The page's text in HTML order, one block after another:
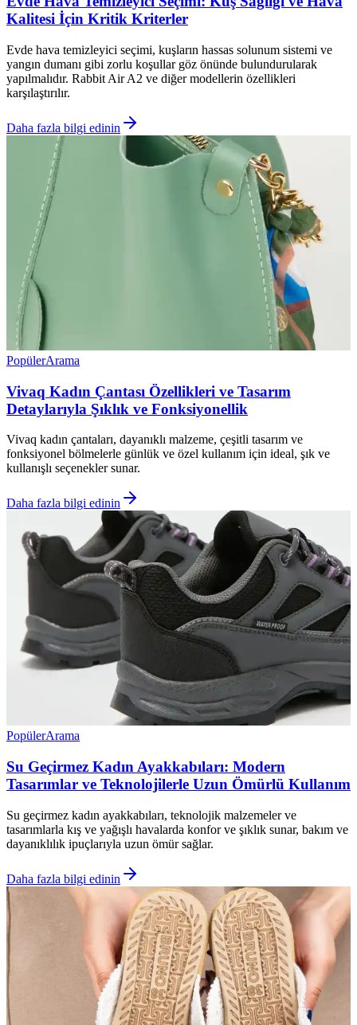
Kalitesi İçin Kritik Kriterler
Evde hava temizleyici seçimi, kuşların hassas solunum sistemi ve
yangın dumanı gibi zorlu koşullar göz önünde bulundurularak
yapılmalıdır. Rabbit Air A2 ve diğer modellerin özellikleri
karşılaştırılır.
Daha fazla bilgi edinin
PopülerArama
Vivaq Kadın Çantası Özellikleri ve Tasarım
Detaylarıyla Şıklık ve Fonksiyonellik
Vivaq kadın çantaları, dayanıklı malzeme, çeşitli tasarım ve
fonksiyonel bölmelerle günlük ve özel kullanım için ideal, şık ve
kullanışlı seçenekler sunar.
Daha fazla bilgi edinin
PopülerArama
Su Geçirmez Kadın Ayakkabıları: Modern
Tasarımlar ve Teknolojilerle Uzun Ömürlü Kullanım
Su geçirmez kadın ayakkabıları, teknolojik malzemeler ve
tasarımlarla kış ve yağışlı havalarda konfor ve şıklık sunar, bakım ve
dayanıklılık ipuçlarıyla uzun ömür sağlar.
Daha fazla bilgi edinin